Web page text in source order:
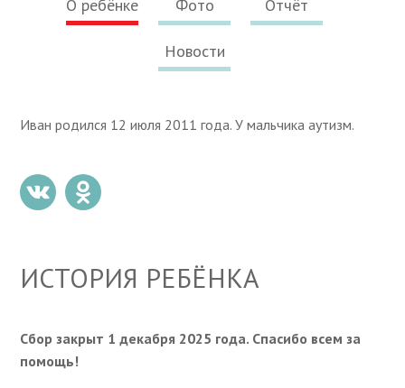
О ребёнке Фото Отчёт
Новости
Иван родился 12 июля 2011 года. У мальчика аутизм.
ИСТОРИЯ РЕБЁНКА
Сбор закрыт 1 декабря 2025 года. Спасибо всем за
помощь!